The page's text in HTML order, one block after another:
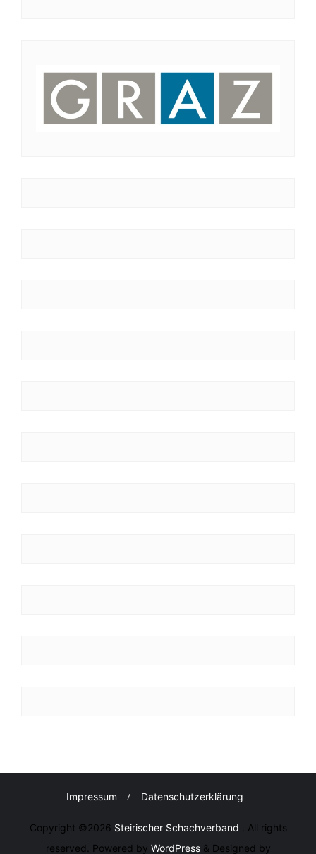
Impressum Datenschutzerklärung
Copyright ©2026 Steirischer Schachverband . All rights
reserved. Powered by WordPress & Designed by